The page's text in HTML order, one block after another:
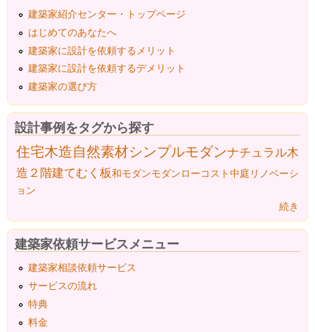
建築家紹介センター・トップページ
はじめてのあなたへ
建築家に設計を依頼するメリット
建築家に設計を依頼するデメリット
建築家の選び方
設計事例をタグから探す
住宅木造自然素材シンプルモダンナチュラル木
造２階建てむく板和モダンモダンローコスト中庭 リノベーシ
ョン
続き
建築家依頼サービスメニュー
建築家相談依頼サービス
サービスの流れ
特典
料金